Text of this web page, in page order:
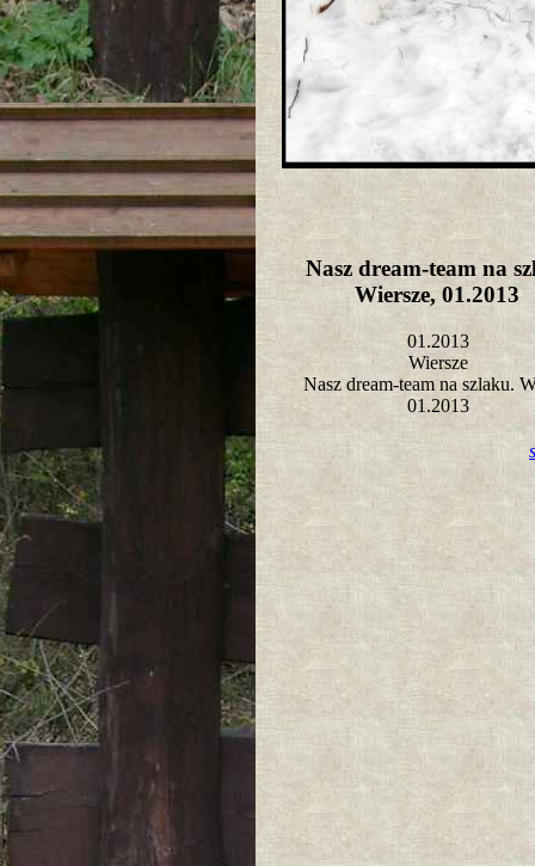
Nasz dream-team na
Wiersze, 01.2013
01.2013
Wiersze
Nasz dream-team na szlaku.
01.2013